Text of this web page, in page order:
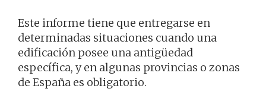
Este informe tiene que entregarse en
determinadas situaciones cuando una
edificación posee una antigüedad
específica, y en algunas provincias o zonas
de España es obligatorio.